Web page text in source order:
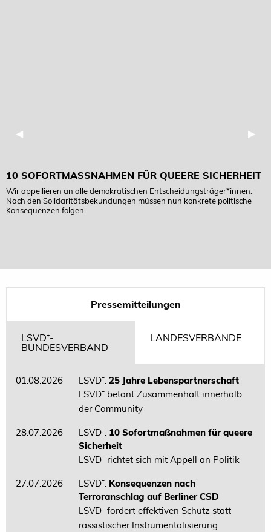
Previous Slide
◀︎
10 SOFORTMASSNAHMEN FÜR QUEERE SICHERHEIT
Wir appellieren an alle demokratischen Entscheidungsträger*innen:
Nach den Solidaritätsbekundungen müssen nun konkrete politische
Konsequenzen folgen.
▶︎
Pressemitteilungen
LSVD⁺-
BUNDESVERBAND
LANDESVERBÄNDE
01.08.2026 LSVD⁺: 25 Jahre Lebenspartnerschaft
LSVD⁺ betont Zusammenhalt innerhalb
der Community
28.07.2026 LSVD⁺: 10 Sofortmaßnahmen für queere
Sicherheit
LSVD⁺ richtet sich mit Appell an Politik
27.07.2026 LSVD⁺: Konsequenzen nach
Terroranschlag auf Berliner CSD
LSVD⁺ fordert effektiven Schutz statt
rassistischer Instrumentalisierung